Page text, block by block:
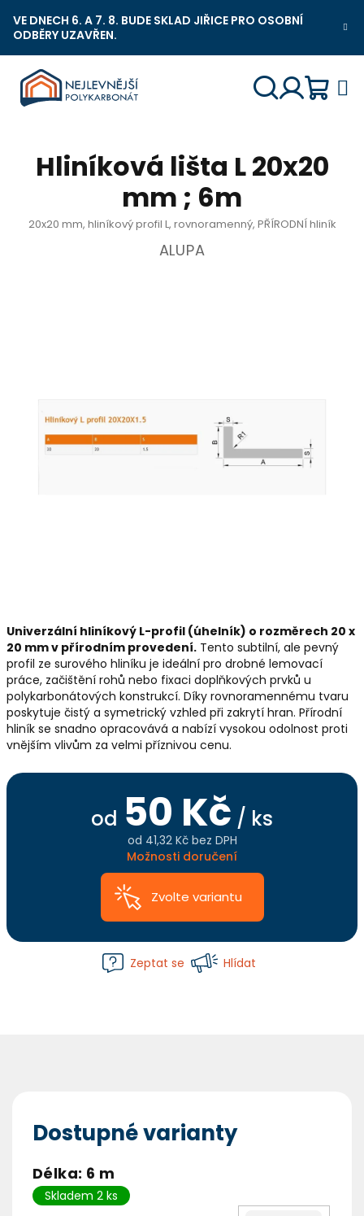
na
obsah
VE DNECH 6. A 7. 8. BUDE SKLAD JIŘICE PRO OSOBNÍ
ODBĚRY UZAVŘEN.
košík
Univerzální hliníkový L-profil (úhelník) o rozměrech 20 x
20 mm v přírodním provedení. Tento subtilní, ale pevný
profil ze surového hliníku je ideální pro drobné lemovací
práce, začištění rohů nebo fixaci doplňkových prvků u
polykarbonátových konstrukcí. Díky rovnoramennému tvaru
poskytuje čistý a symetrický vzhled při zakrytí hran. Přírodní
hliník se snadno opracovává a nabízí vysokou odolnost proti
vnějším vlivům za velmi příznivou cenu.
Zvolte variantu
od 50 Kč / ks
od 41,32 Kčbez DPH
Měrná
cena:
Možnosti doručení
Zeptat se Hlídat
Hliníková lišta L 20x20
mm ; 6m
20x20 mm, hliníkový profil L, rovnoramenný, PŘÍRODNÍ hliník
ALUPA
Dostupné varianty
Délka: 6 m
Skladem 2 ks
Nejlevnější Polykarbonát Chat